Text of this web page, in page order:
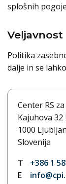
splošnih
Veljavnost
Politika
dalje in se
Center RS
Kajuhova 32
1000
Slovenija
T
+386 1
E